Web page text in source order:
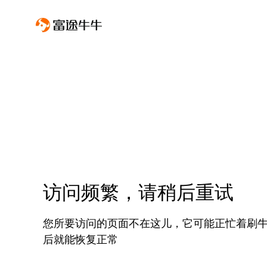
访问频繁，请稍后重试
您所要访问的页面不在这儿，它可能正忙着刷
后就能恢复正常